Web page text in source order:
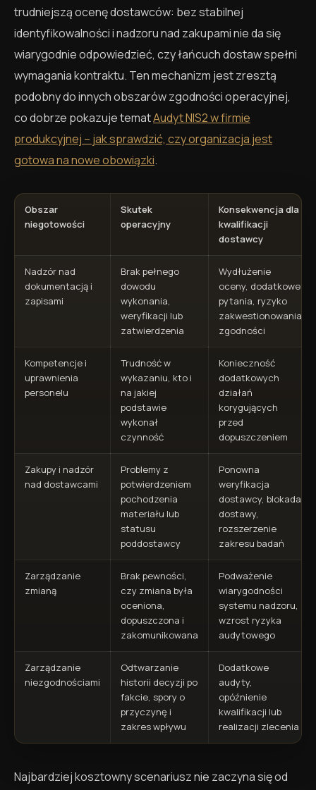
trudniejszą ocenę dostawców: bez stabilnej
identyfikowalności i nadzoru nad zakupami nie da się
wiarygodnie odpowiedzieć, czy łańcuch dostaw spełni
wymagania kontraktu. Ten mechanizm jest zresztą
podobny do innych obszarów zgodności operacyjnej,
co dobrze pokazuje tematAudyt NIS2 w firmie
produkcyjnej – jak sprawdzić, czy organizacja jest
gotowa na nowe obowiązki.
Obszar
niegotowości
Skutek
operacyjny
Konsekwencja dla
kwalifikacji
dostawcy
Nadzór nad
dokumentacją i
zapisami
Brak pełnego
dowodu
wykonania,
weryfikacji lub
zatwierdzenia
Wydłużenie
oceny, dodatkowe
pytania, ryzyko
zakwestionowania
zgodności
Kompetencje i
uprawnienia
personelu
Trudność w
wykazaniu, kto i
na jakiej
podstawie
wykonał
czynność
Konieczność
dodatkowych
działań
korygujących
przed
dopuszczeniem
Zakupy i nadzór
nad dostawcami
Problemy z
potwierdzeniem
pochodzenia
materiału lub
statusu
poddostawcy
Ponowna
weryfikacja
dostawcy, blokada
dostawy,
rozszerzenie
zakresu badań
Zarządzanie
zmianą
Brak pewności,
czy zmiana była
oceniona,
dopuszczona i
zakomunikowana
Podważenie
wiarygodności
systemu nadzoru,
wzrost ryzyka
audytowego
Zarządzanie
niezgodnościami
Odtwarzanie
historii decyzji po
fakcie, spory o
przyczynę i
zakres wpływu
Dodatkowe
audyty,
opóźnienie
kwalifikacji lub
realizacji zlecenia
Najbardziej kosztowny scenariusz nie zaczyna się od